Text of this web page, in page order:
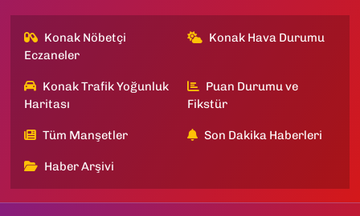
Konak Nöbetçi
Eczaneler
Konak Hava Durumu
Konak Trafik Yoğunluk
Haritası
Puan Durumu ve
Fikstür
Tüm Manşetler Son Dakika Haberleri
Haber Arşivi